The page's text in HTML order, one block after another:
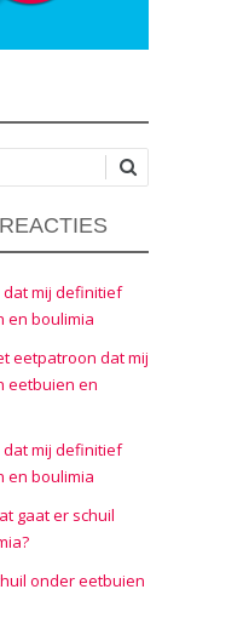
mij definitief
en boulimia
eetpatroon dat mij
eetbuien en
mij definitief
en boulimia
gaat er schuil
onder eetbuien